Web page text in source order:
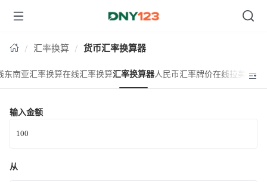
台湾
汇率换算 货币汇率换算器
东南亚汇率换算在线汇率换算汇率换算器人民币汇率牌价在线拉美汇率
输入金额
从